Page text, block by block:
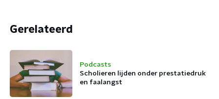
Gerelateerd
Podcasts
Scholieren lijden onder prestatiedruk
en faalangst